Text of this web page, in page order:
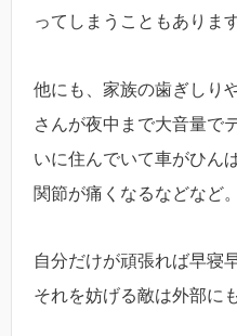
ってしまうこともあります
他にも、家族の歯ぎしり
さんが夜中まで大音量で
いに住んでいて車がひん
関節が痛くなるなどなど。
自分だけが頑張れば早寝
それを妨げる敵は外部に